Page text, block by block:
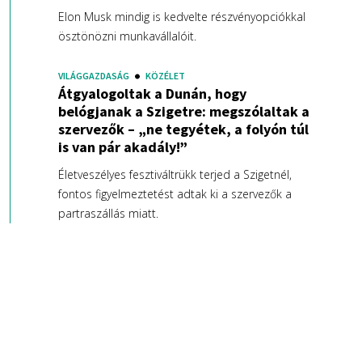
Elon Musk mindig is kedvelte részvényopciókkal
ösztönözni munkavállalóit.
VILÁGGAZDASÁG KÖZÉLET
Átgyalogoltak a Dunán, hogy
belógjanak a Szigetre: megszólaltak a
szervezők – „ne tegyétek, a folyón túl
is van pár akadály!”
Életveszélyes fesztiváltrükk terjed a Szigetnél,
fontos figyelmeztetést adtak ki a szervezők a
partraszállás miatt.